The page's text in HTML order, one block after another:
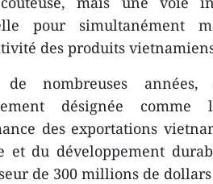
pour simultanément
des produits
de nombreuses
désignée
des exportations
et du développement
de 300 millions de